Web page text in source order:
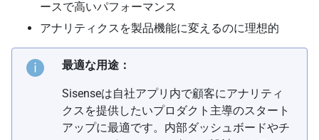
ースで高いパフォーマンス
アナリティクスを製品機能に変えるのに理想的
最適な用途：
Sisenseは自社アプリ内で顧客にアナリティ
クスを提供したいプロダクト主導のスタート
アップに最適です。内部ダッシュボードやチ